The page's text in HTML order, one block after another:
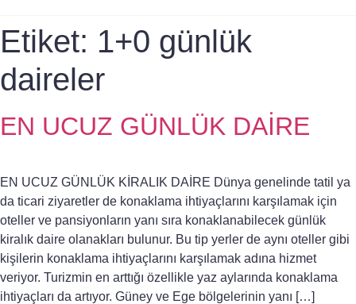
Etiket: 1+0 günlük
daireler
EN UCUZ GÜNLÜK DAİRE
EN UCUZ GÜNLÜK KİRALIK DAİRE Dünya genelinde tatil ya
da ticari ziyaretler de konaklama ihtiyaçlarını karşılamak için
oteller ve pansiyonların yanı sıra konaklanabilecek günlük
kiralık daire olanakları bulunur. Bu tip yerler de aynı oteller gibi
kişilerin konaklama ihtiyaçlarını karşılamak adına hizmet
veriyor. Turizmin en arttığı özellikle yaz aylarında konaklama
ihtiyaçları da artıyor. Güney ve Ege bölgelerinin yanı […]